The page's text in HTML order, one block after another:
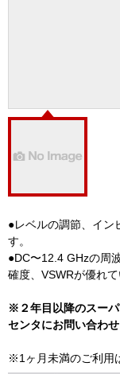
●レベルの調節、イン
す。
●DC〜12.4 GHzの周
確度、VSWRが優れて
※２年目以降のスー
センタにお問い合わせ
※1ヶ月未満のご利用